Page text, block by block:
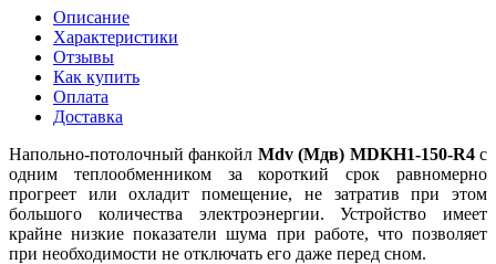
Описание
Характеристики
Отзывы
Как купить
Оплата
Доставка
Напольно-потолочный фанкойл Mdv (Мдв) MDKH1-150-R4с
одним теплообменником за короткий срок равномерно
прогреет или охладит помещение, не затратив при этом
большого количества электроэнергии. Устройство имеет
крайне низкие показатели шума при работе, что позволяет
при необходимости не отключать его даже перед сном.